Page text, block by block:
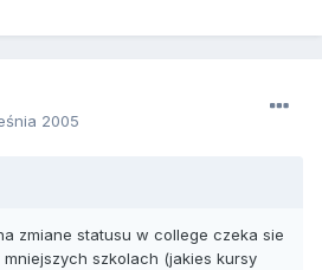
2005
zmiane statusu w college czeka sie
szkolach (jakies kursy